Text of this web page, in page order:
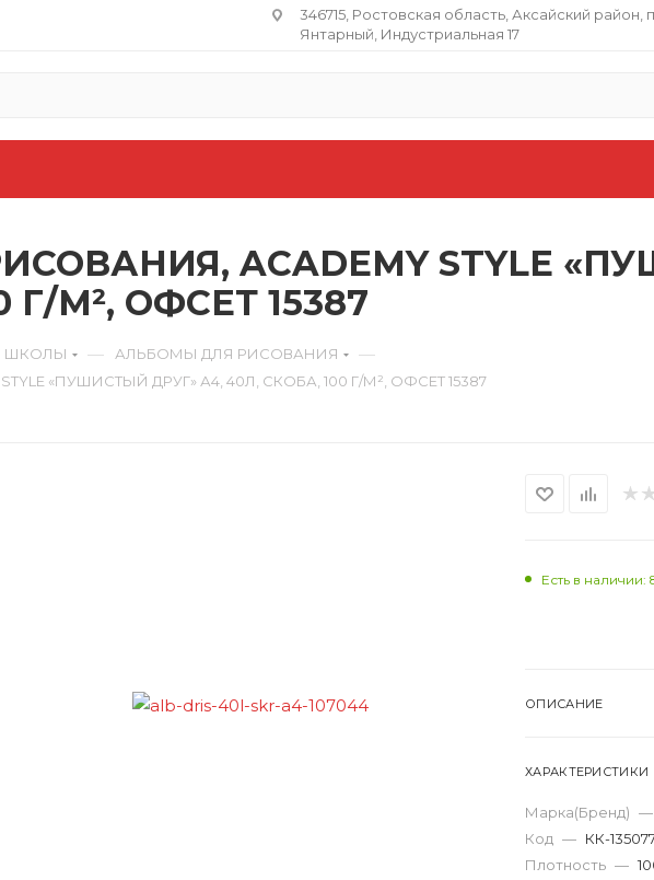
346715, Ростовская область​, Аксайский район,
Янтарный, Индустриальная 17
ACADEMY STYLE
Г/М², ОФСЕТ 15387
ШКОЛЫ — АЛЬБОМЫ ДЛЯ РИСОВАНИЯ —
«ПУШИСТЫЙ ДРУГ» А4, 40Л, СКОБА, 100 Г/М², ОФСЕТ 15387
Есть в наличии:
ОПИСАНИЕ
ХАРАКТЕРИСТИКИ
Марка(Бренд) —
Код — КК-
Плотность —